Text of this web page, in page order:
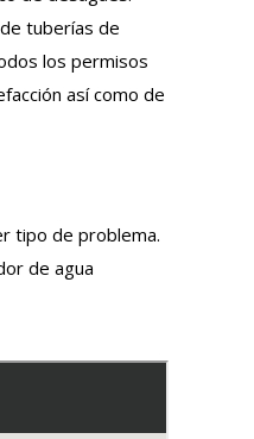
tuberías de
los permisos
así como de
tipo de problema.
de agua